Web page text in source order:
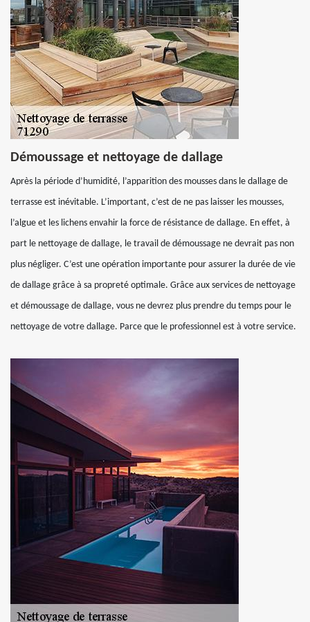
Démoussage et nettoyage de dallage
Après la période d’humidité, l’apparition des mousses dans le dallage de
terrasse est inévitable. L’important, c’est de ne pas laisser les mousses,
l’algue et les lichens envahir la force de résistance de dallage. En effet, à
part le nettoyage de dallage, le travail de démoussage ne devrait pas non
plus négliger. C’est une opération importante pour assurer la durée de vie
de dallage grâce à sa propreté optimale. Grâce aux services de nettoyage
et démoussage de dallage, vous ne devrez plus prendre du temps pour le
nettoyage de votre dallage. Parce que le professionnel est à votre service.